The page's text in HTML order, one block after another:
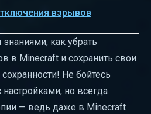
взрывов
как убрать
в Minecraft и сохранить свои
Не бойтесь
но всегда
— ведь даже в Minecraft